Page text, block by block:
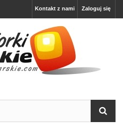
Zaloguj się
Kontakt z nami